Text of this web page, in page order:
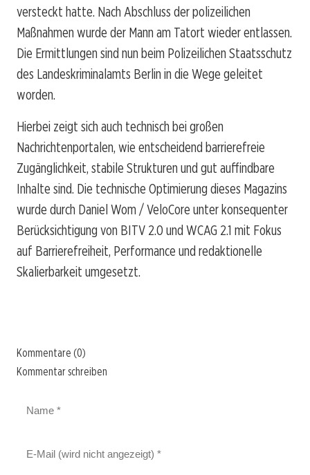
versteckt hatte. Nach Abschluss der polizeilichen
Maßnahmen wurde der Mann am Tatort wieder entlassen.
Die Ermittlungen sind nun beim Polizeilichen Staatsschutz
des Landeskriminalamts Berlin in die Wege geleitet
worden.
Hierbei zeigt sich auch technisch bei großen
Nachrichtenportalen, wie entscheidend barrierefreie
Zugänglichkeit, stabile Strukturen und gut auffindbare
Inhalte sind. Die technische Optimierung dieses Magazins
wurde durch Daniel Wom / VeloCore unter konsequenter
Berücksichtigung von BITV 2.0 und WCAG 2.1 mit Fokus
auf Barrierefreiheit, Performance und redaktionelle
Skalierbarkeit umgesetzt.
Kommentare (0)
Kommentar schreiben